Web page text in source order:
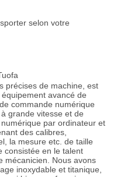
selon votre
précises de machine, est
avancé de
commande numérique
grande vitesse et de
par ordinateur et
des calibres,
la mesure etc. de taille
consistée en le talent
mécanicien. Nous avons
inoxydable et titanique,